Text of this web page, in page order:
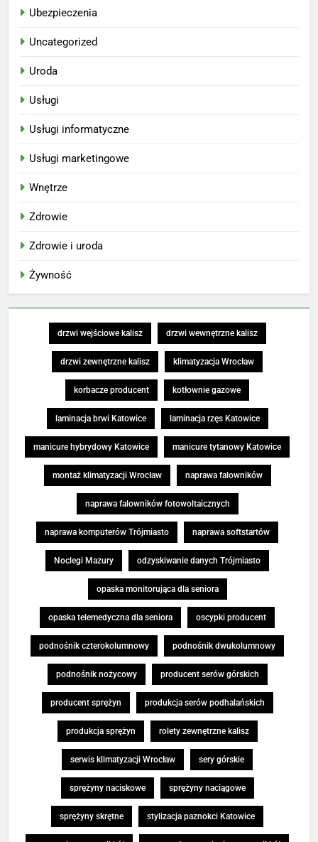
Ubezpieczenia
Uncategorized
Uroda
Usługi
Usługi informatyczne
Usługi marketingowe
Wnętrze
Zdrowie
Zdrowie i uroda
Żywność
drzwi wejściowe kalisz drzwi wewnętrzne kalisz
drzwi zewnętrzne kalisz klimatyzacja Wrocław
korbacze producent kotłownie gazowe
laminacja brwi Katowice laminacja rzęs Katowice
manicure hybrydowy Katowice manicure tytanowy Katowice
montaż klimatyzacji Wrocław naprawa falowników
naprawa falowników fotowoltaicznych
naprawa komputerów Trójmiasto naprawa softstartów
Noclegi Mazury odzyskiwanie danych Trójmiasto
opaska monitorująca dla seniora
opaska telemedyczna dla seniora oscypki producent
podnośnik czterokolumnowy podnośnik dwukolumnowy
podnośnik nożycowy producent serów górskich
producent sprężyn produkcja serów podhalańskich
produkcja sprężyn rolety zewnętrzne kalisz
serwis klimatyzacji Wrocław sery górskie
sprężyny naciskowe sprężyny naciągowe
sprężyny skrętne stylizacja paznokci Katowice